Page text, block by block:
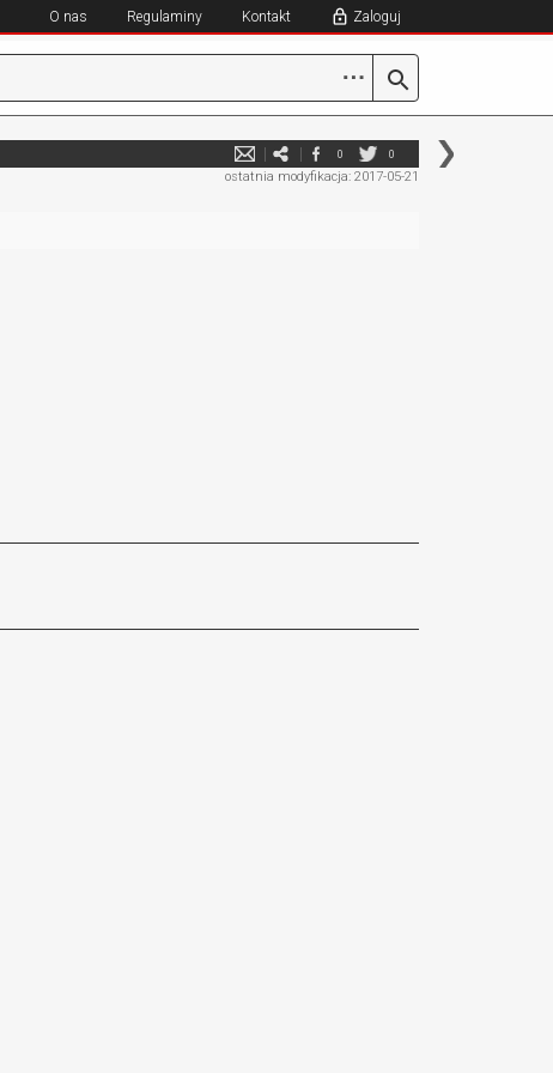
O nas Regulaminy Kontakt Zaloguj
⋯
0 0
ostatnia modyfikacja: 2017-05-21